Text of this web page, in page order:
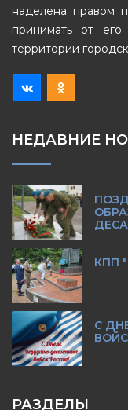
наделена правом
принимать от
территории
НЕДАВНИЕ
КПП
С
РАЗДЕЛЫ